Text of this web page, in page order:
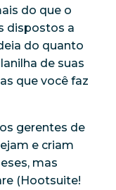
do que o
dispostos a
do quanto
de suas
que você faz
gerentes de
e criam
mas
(Hootsuite!